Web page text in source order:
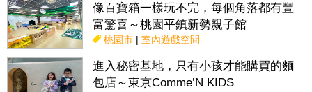
像百寶箱一樣玩不完，每個角落都有豐
富驚喜～桃園平鎮新勢親子館
桃園市| 室內遊戲空間
進入秘密基地，只有小孩才能購買的麵
包店～東京Comme’N KIDS